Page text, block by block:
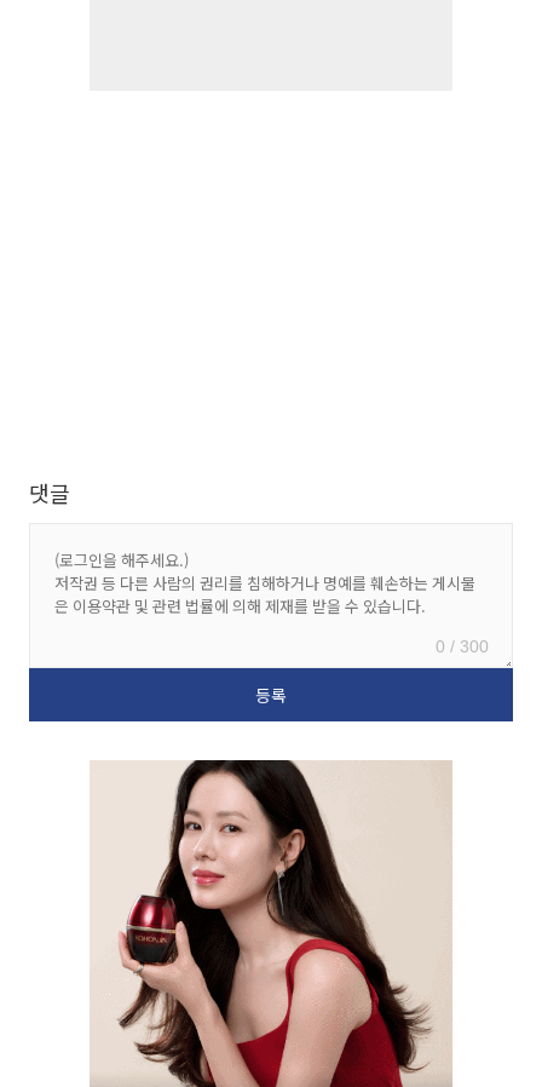
댓글
0 / 300